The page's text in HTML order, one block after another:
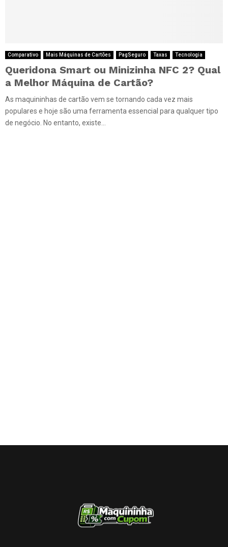
Comparativo Mais Máquinas de Cartões PagSeguro Taxas Tecnologia
Queridona Smart ou Minizinha NFC 2? Qual
a Melhor Máquina de Cartão?
As maquininhas de cartão vem se tornando cada vez mais
populares e hoje são uma ferramenta essencial para qualquer tipo
de negócio. No entanto, existe...